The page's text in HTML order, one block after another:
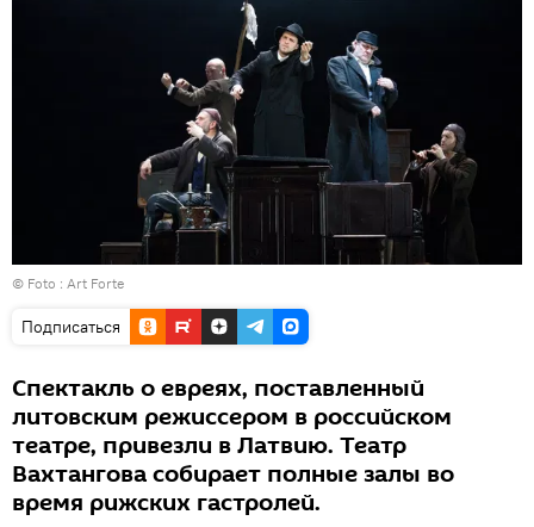
© Foto : Art Forte
Подписаться
Спектакль о евреях, поставленный
литовским режиссером в российском
театре, привезли в Латвию. Театр
Вахтангова собирает полные залы во
время рижских гастролей.